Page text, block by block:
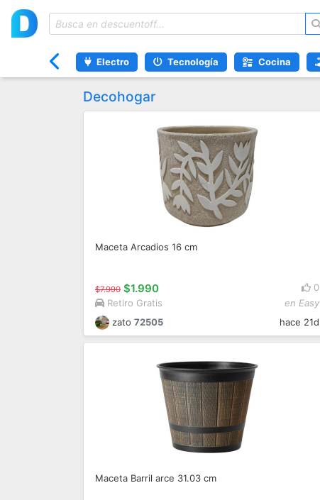
Electro Tecnología Cocina
Decohogar
Maceta Arcadios 16 cm
$7.990 $1.990
0
Retiro Gratis
en Easy
zato 72505 hace 21d
Maceta Barril arce 31.03 cm